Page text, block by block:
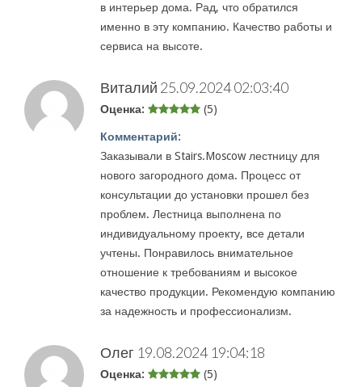
в интерьер дома. Рад, что обратился
именно в эту компанию. Качество работы и
сервиса на высоте.
Виталий 25.09.2024 02:03:40
Оценка: (5)
Комментарий:
Заказывали в Stairs.Moscow лестницу для
нового загородного дома. Процесс от
консультации до установки прошел без
проблем. Лестница выполнена по
индивидуальному проекту, все детали
учтены. Понравилось внимательное
отношение к требованиям и высокое
качество продукции. Рекомендую компанию
за надежность и профессионализм.
Олег 19.08.2024 19:04:18
Оценка: (5)